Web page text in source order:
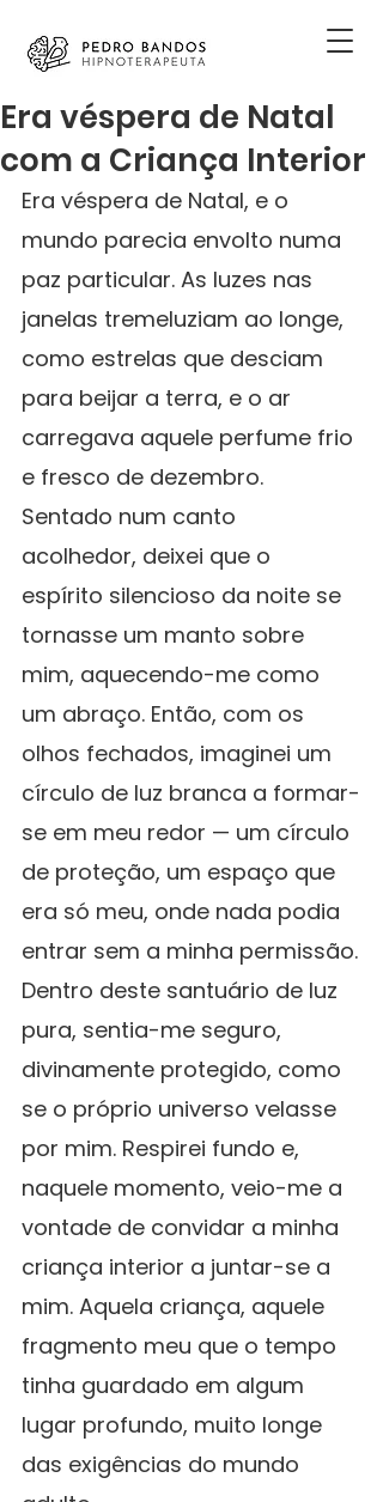
Era véspera de Natal
com a Criança Interior
Era véspera de Natal, e o
mundo parecia envolto numa
paz particular. As luzes nas
janelas tremeluziam ao longe,
como estrelas que desciam
para beijar a terra, e o ar
carregava aquele perfume frio
e fresco de dezembro.
Sentado num canto
acolhedor, deixei que o
espírito silencioso da noite se
tornasse um manto sobre
mim, aquecendo-me como
um abraço. Então, com os
olhos fechados, imaginei um
círculo de luz branca a formar-
se em meu redor — um círculo
de proteção, um espaço que
era só meu, onde nada podia
entrar sem a minha permissão.
Dentro deste santuário de luz
pura, sentia-me seguro,
divinamente protegido, como
se o próprio universo velasse
por mim. Respirei fundo e,
naquele momento, veio-me a
vontade de convidar a minha
criança interior a juntar-se a
mim. Aquela criança, aquele
fragmento meu que o tempo
tinha guardado em algum
lugar profundo, muito longe
das exigências do mundo